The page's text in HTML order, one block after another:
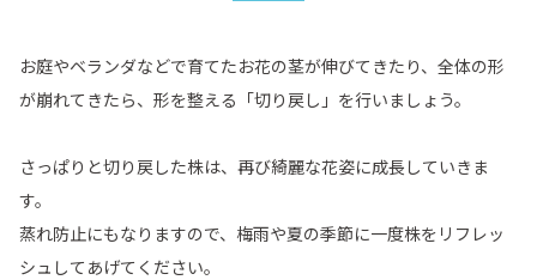
お庭やベランダなどで育てたお花の茎が伸びてきたり、全体の形
が崩れてきたら、形を整える「切り戻し」を行いましょう。
さっぱりと切り戻した株は、再び綺麗な花姿に成長していきま
す。
蒸れ防止にもなりますので、梅雨や夏の季節に一度株をリフレッ
シュしてあげてください。